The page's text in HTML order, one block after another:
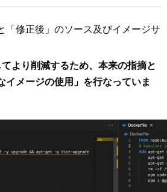
「修正後」のソース及びイメージサ
より削減するため、本来の指摘と
イメージの使用」を行なっていま